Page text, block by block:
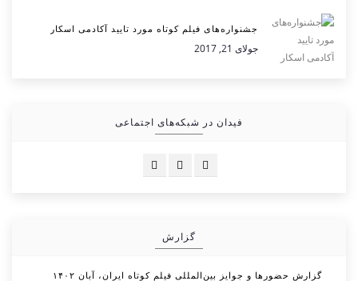
جشنواره‌های فیلم کوتاه مورد تایید آکادمی اسکار
جولای 21, 2017
فیدان در شبکه‌های اجتماعی
گزارش
گزارش حضورها و جوایز بین‌المللی فیلم کوتاه ایران، آبان ۱۴۰۲